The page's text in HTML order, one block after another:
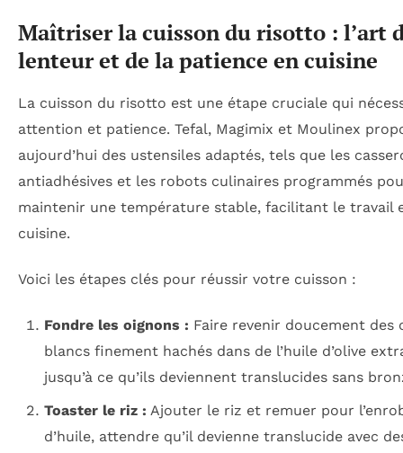
Maîtriser la cuisson du risotto : l’art
lenteur et de la patience en cuisine
La cuisson du risotto est une étape cruciale qui
attention et patience. Tefal, Magimix et Moulinex
aujourd’hui des ustensiles adaptés, tels que les
antiadhésives et les robots culinaires programmés
maintenir une température stable, facilitant le travail
cuisine.
Voici les étapes clés pour réussir votre cuisson :
Fondre les oignons : Faire revenir doucement des
blancs finement hachés dans de l’huile d’olive
jusqu’à ce qu’ils deviennent translucides sans
Toaster le riz : Ajouter le riz et remuer pour
d’huile, attendre qu’il devienne translucide avec